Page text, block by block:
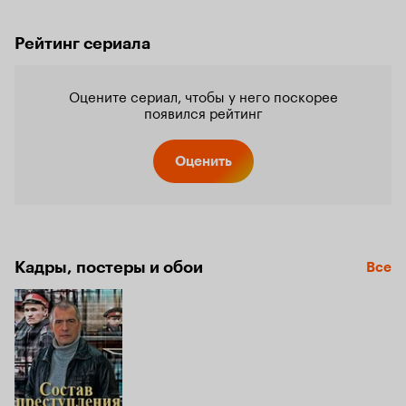
Рейтинг сериала
Оцените сериал, чтобы у него поскорее
появился рейтинг
Оценить
Кадры, постеры и обои Все